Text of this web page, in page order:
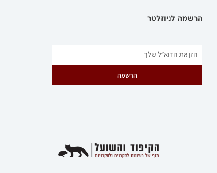
הרשמה לניוזלטר
הרשמה